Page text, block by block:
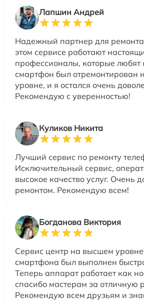
Лапшин Андрей
Надежный партнер для
этом сервисе работают
профессионалы, которые любят
смартфон был отремонтирован
уровне, и я остался очень
Рекомендую с уверенностью!
Куликов Никита
Лучший сервис по ремонту
Исключительный сервис,
высокое качество услуг. Очень
ремонтом. Рекомендую всем!
Богданова Виктория
Сервис центр на высшем
смартфона был выполнен
Теперь аппарат работает как
спасибо мастерам за отличную
Рекомендую всем друзьям и